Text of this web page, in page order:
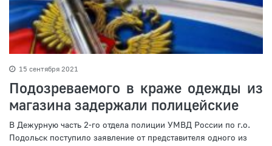
15 сентября 2021
Подозреваемого в краже одежды из
магазина задержали полицейские
В Дежурную часть 2-го отдела полиции УМВД России по г.о.
Подольск поступило заявление от представителя одного из